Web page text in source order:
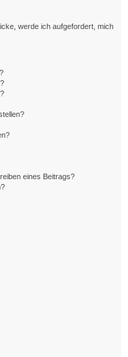
werde ich aufgefordert, mich
eines Beitrags?